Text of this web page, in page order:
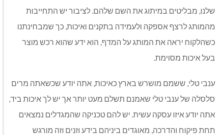
שלנו, מבליטים במיתוג את השם שלהם. לציבור יש התחייבות
מהמותג לרצף אספקה ולעמידה בתקנים ואיכות, כך שמבחינתנו
כשהלקוח יראה את המותג על המדף, הוא ידע שהוא רכש מוצר
בעל איכות מסוימת.
ענבי טלי, ששמם מושרש בארץ כאיכות, אתה יודע שכשאתה מרים
סלסלה של ענבי טלי שאמנם תשלם מעט יותר אך יש לך איכות ביד,
אתה יודע איזו עסקה עשית. יש להם טכניקה שהמגדלים נמצאים
תחת פיקוח והדרכה, מאוגדים ביניהם בידע וזנים וזה מורגש